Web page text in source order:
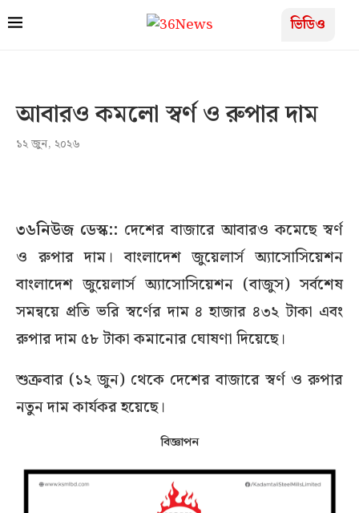
ভিডিও
আবারও কমলো স্বর্ণ ও রুপার দাম
১২ জুন, ২০২৬
৩৬নিউজ ডেস্ক:: দেশের বাজারে আবারও কমেছে স্বর্ণ
ও রুপার দাম। বাংলাদেশ জুয়েলার্স অ্যাসোসিয়েশন
বাংলাদেশ জুয়েলার্স অ্যাসোসিয়েশন (বাজুস) সর্বশেষ
সমন্বয়ে প্রতি ভরি স্বর্ণের দাম ৪ হাজার ৪৩২ টাকা এবং
রুপার দাম ৫৮ টাকা কমানোর ঘোষণা দিয়েছে।
শুক্রবার (১২ জুন) থেকে দেশের বাজারে স্বর্ণ ও রুপার
নতুন দাম কার্যকর হয়েছে।
বিজ্ঞাপন